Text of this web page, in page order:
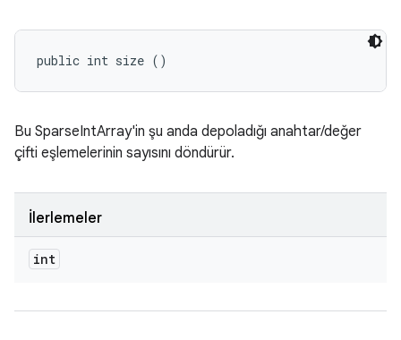
public int size ()
Bu SparseIntArray'in şu anda depoladığı anahtar/değer
çifti eşlemelerinin sayısını döndürür.
İlerlemeler
int